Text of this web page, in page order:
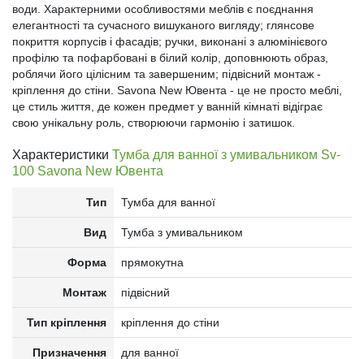
води. Характерними особливостями меблів є поєднання
елегантності та сучасного вишуканого вигляду; глянсове
покриття корпусів і фасадів; ручки, виконані з алюмінієвого
профілю та пофарбовані в білий колір, доповнюють образ,
роблячи його цілісним та завершеним; підвісний монтаж -
кріплення до стіни. Savona New Ювента - це не просто меблі,
це стиль життя, де кожен предмет у ванній кімнаті відіграє
свою унікальну роль, створюючи гармонію і затишок.
Характеристики Тумба для ванної з умивальником Sv-
100 Savona New Ювента
Тип Тумба для ванної
Вид Тумба з умивальником
Форма прямокутна
Монтаж підвісний
Тип кріплення кріплення до стіни
Призначення для ванної